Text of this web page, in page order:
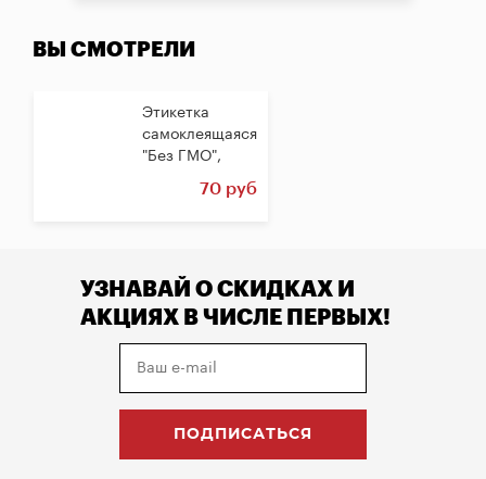
ВЫ СМОТРЕЛИ
Этикетка
самоклеящаяся
"Без ГМО",
70 руб
УЗНАВАЙ О СКИДКАХ И
АКЦИЯХ В ЧИСЛЕ ПЕРВЫХ!